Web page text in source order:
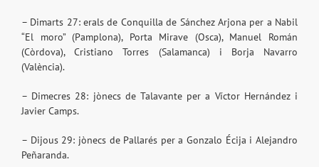
– Dimarts 27: erals de Conquilla de Sánchez Arjona per a Nabil
“El moro” (Pamplona), Porta Mirave (Osca), Manuel Román
(Còrdova), Cristiano Torres (Salamanca) i Borja Navarro
(València).
– Dimecres 28: jònecs de Talavante per a Víctor Hernández i
Javier Camps.
– Dijous 29: jònecs de Pallarés per a Gonzalo Écija i Alejandro
Peñaranda.